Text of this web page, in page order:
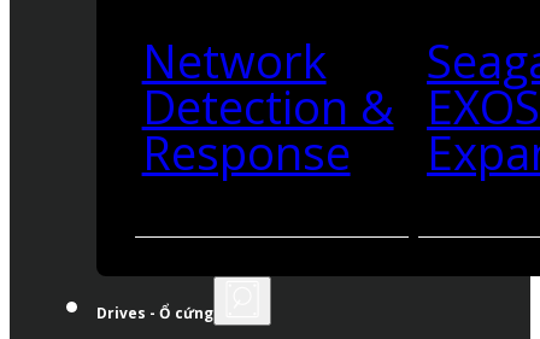
Network
Detection &
Response
EXOS
Drives - Ổ cứng